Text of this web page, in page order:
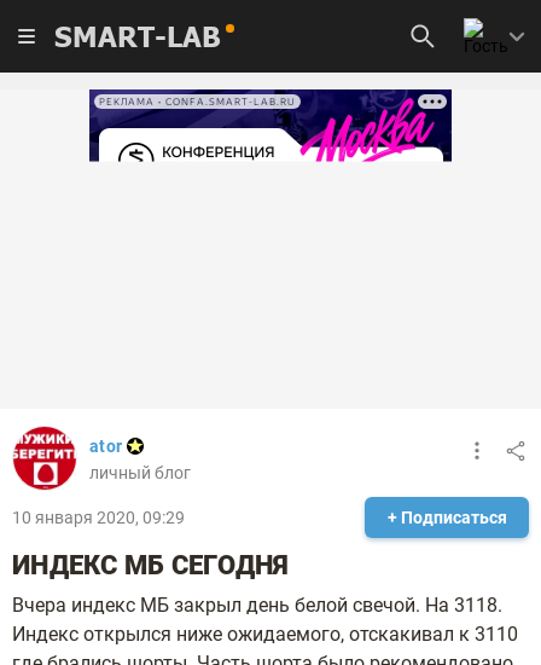
SMART-LAB
РЕКЛАМА • CONFA.SMART-LAB.RU
ator
личный блог
10 января 2020, 09:29 + Подписаться
ИНДЕКС МБ СЕГОДНЯ
Вчера индекс МБ закрыл день белой свечой. На 3118.
Индекс открылся ниже ожидаемого, отскакивал к 3110